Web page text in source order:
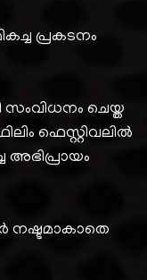
പ്രകടനം
ചെയ്ത
ഫെസ്റ്റിവലിൽ
അഭിപ്രായം
നഷ്ടമാകാതെ